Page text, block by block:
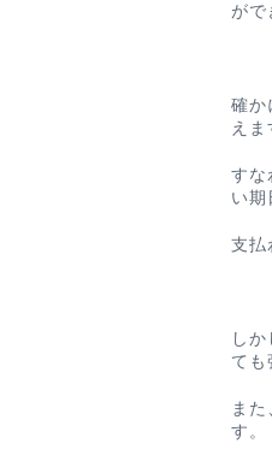
がで
確か
えま
すな
い期
支払
し
ても
ま
す。